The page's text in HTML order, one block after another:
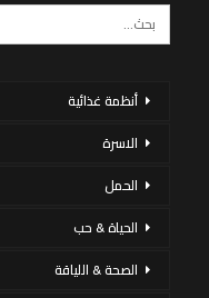
أنظمة غذائية
الاسرة
الحمل
الحياة & حب
الصحة & اللياقة